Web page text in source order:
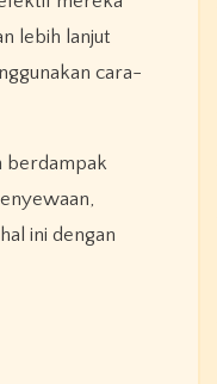
lebih lanjut
cara-
berdampak
ini dengan